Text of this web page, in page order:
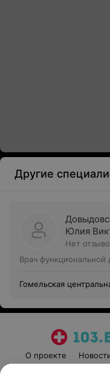
Другие
Юлия
Нет
Врач функциональной
Гомельская
О проекте